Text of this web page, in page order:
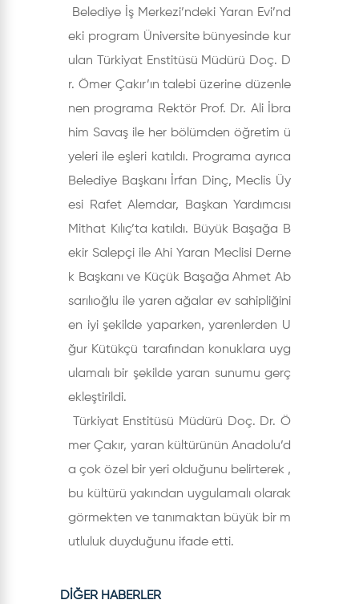
Belediye İş Merkezi’ndeki Yaran Evi’nd
eki program Üniversite bünyesinde kur
ulan Türkiyat Enstitüsü Müdürü Doç. D
r. Ömer Çakır’ın talebi üzerine düzenle
nen programa Rektör Prof. Dr. Ali İbra
him Savaş ile her bölümden öğretim ü
yeleri ile eşleri katıldı. Programa ayrıca
Belediye Başkanı İrfan Dinç, Meclis Üy
esi Rafet Alemdar, Başkan Yardımcısı
Mithat Kılıç’ta katıldı. Büyük Başağa B
ekir Salepçi ile Ahi Yaran Meclisi Derne
k Başkanı ve Küçük Başağa Ahmet Ab
sarılıoğlu ile yaren ağalar ev sahipliğini
en iyi şekilde yaparken, yarenlerden U
ğur Kütükçü tarafından konuklara uyg
ulamalı bir şekilde yaran sunumu gerç
ekleştirildi.
Türkiyat Enstitüsü Müdürü Doç. Dr. Ö
mer Çakır, yaran kültürünün Anadolu’d
a çok özel bir yeri olduğunu belirterek ,
bu kültürü yakından uygulamalı olarak
görmekten ve tanımaktan büyük bir m
utluluk duyduğunu ifade etti.
DİĞER HABERLER